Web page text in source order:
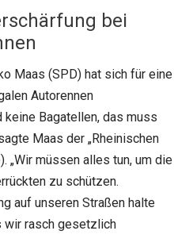
bei
Maas (SPD) hat sich für eine
Autorennen
keine Bagatellen, das muss
Maas der „Rheinischen
„Wir müssen alles tun, um die
zu schützen.
auf unseren Straßen halte
wir rasch gesetzlich